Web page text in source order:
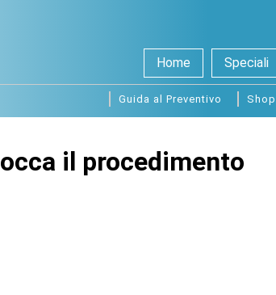
Home Speciali
Guida al Preventivo
il procedimento